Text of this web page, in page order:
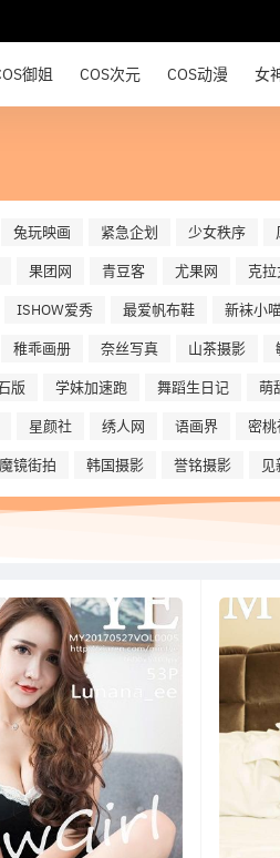
御姐 COS次元 COS动漫 女
兔玩映画 紧急企划 少女秩序
果团网 青豆客 尤果网 克
ISHOW爱秀 最爱帆布鞋 新袜小
稚乖画册 奈丝写真 山茶摄影
版 学妹加速跑 舞蹈生日记 萌
星颜社 绣人网 语画界 密桃
魔镜街拍 韩国摄影 誉铭摄影